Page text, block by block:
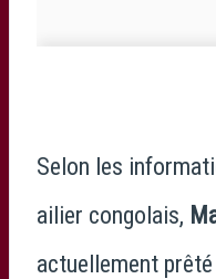
Selon les
ailier congolais,
actuellement